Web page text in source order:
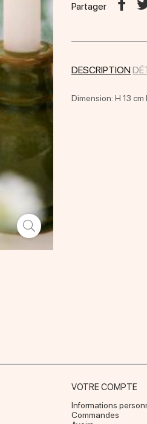
Partager
DESCRIPTION
Dimension: H 13
VOTRE COMPTE
Informations
Commandes